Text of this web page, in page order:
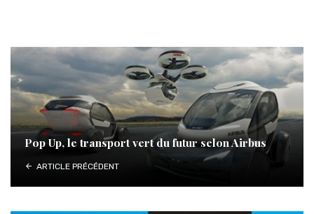
Pop Up, le transport vert du futur selon Airbus
ARTICLE PRÉCÉDENT